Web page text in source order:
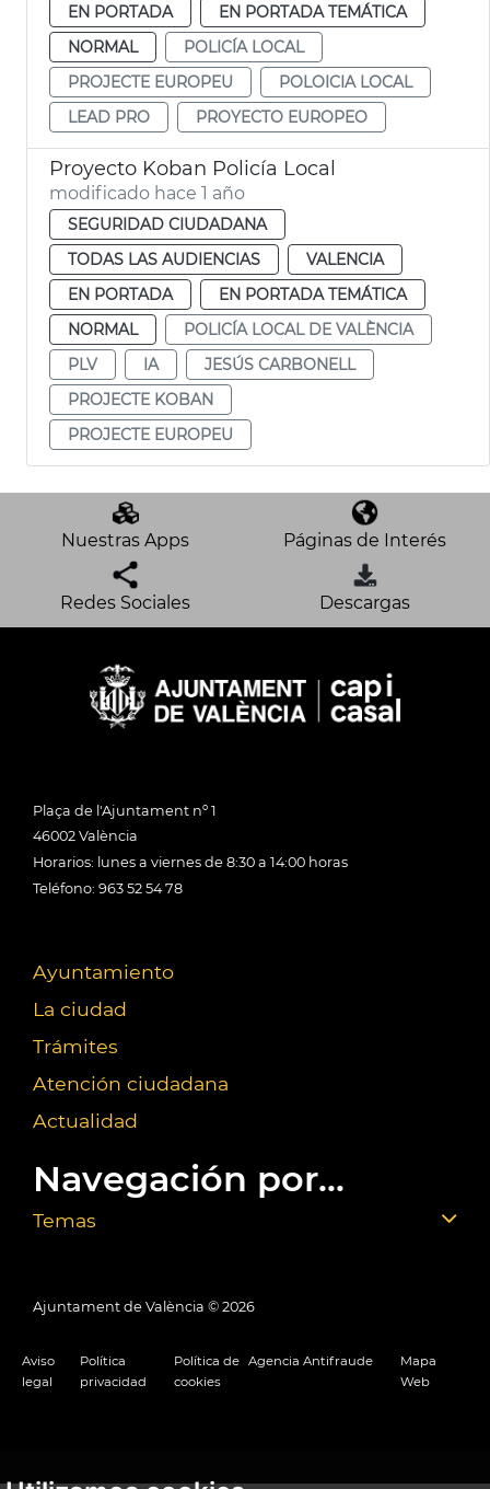
EN PORTADA
EN PORTADA TEMÁTICA
NORMAL
POLICÍA LOCAL
PROJECTE EUROPEU
POLOICIA LOCAL
LEAD PRO
PROYECTO EUROPEO
Proyecto Koban Policía Local
modificado hace 1 año
SEGURIDAD CIUDADANA
TODAS LAS AUDIENCIAS
VALENCIA
EN PORTADA
EN PORTADA TEMÁTICA
NORMAL
POLICÍA LOCAL DE VALÈNCIA
PLV
IA
JESÚS CARBONELL
PROJECTE KOBAN
PROJECTE EUROPEU
Nuestras Apps Páginas de Interés
Redes Sociales Descargas
Plaça de l'Ajuntament nº 1
46002 València
Horarios: lunes a viernes de 8:30 a 14:00 horas
Teléfono: 963 52 54 78
Ayuntamiento
La ciudad
Trámites
Atención ciudadana
Actualidad
Navegación por...
Temas
Ajuntament de València © 2026
Aviso
legal
Política
privacidad
Política de
cookies
Agencia Antifraude
Mapa
Web